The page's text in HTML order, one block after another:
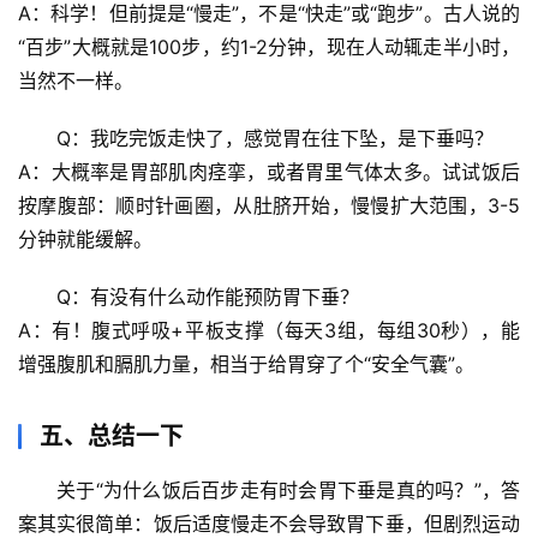
理
驿
站
谣
求
真
A：科学！但前提是“慢走”，不是“快走”或“跑步”。古人说的
“百步”大概就是100步，约1-2分钟，现在人动辄走半小时，
当然不一样。
Q：我吃完饭走快了，感觉胃在往下坠，是下垂吗？
A：大概率是胃部肌肉痉挛，或者胃里气体太多。试试饭后
按摩腹部 ：顺时针画圈，从肚脐开始，慢慢扩大范围，3-5
分钟就能缓解。
Q：有没有什么动作能预防胃下垂？
A：有！ 腹式呼吸+平板支撑 （每天3组，每组30秒），能
增强腹肌和膈肌力量，相当于给胃穿了个“安全气囊”。
五、总结一下
关于“为什么饭后百步走有时会胃下垂是真的吗？”，答
案其实很简单： 饭后适度慢走不会导致胃下垂，但剧烈运动